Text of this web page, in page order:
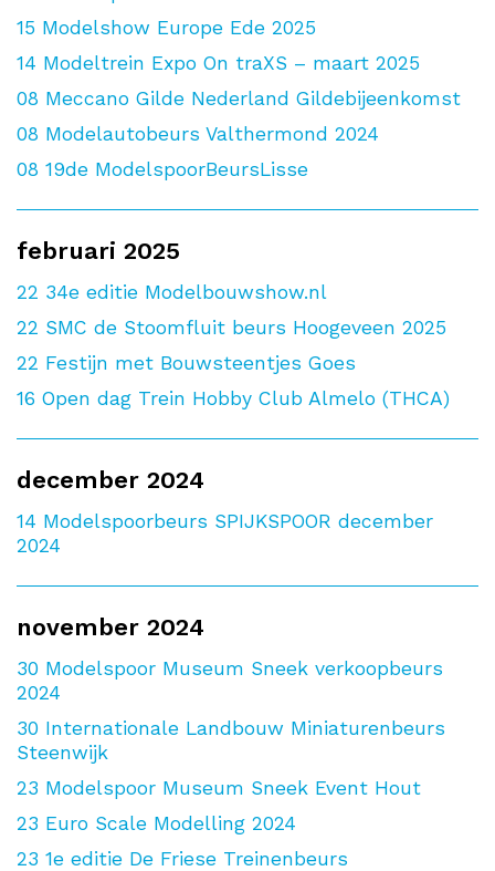
15 Modelshow Europe Ede 2025
14 Modeltrein Expo On traXS – maart 2025
08 Meccano Gilde Nederland Gildebijeenkomst
08 Modelautobeurs Valthermond 2024
08 19de ModelspoorBeursLisse
februari 2025
22 34e editie Modelbouwshow.nl
22 SMC de Stoomfluit beurs Hoogeveen 2025
22 Festijn met Bouwsteentjes Goes
16 Open dag Trein Hobby Club Almelo (THCA)
december 2024
14 Modelspoorbeurs SPIJKSPOOR december
2024
november 2024
30 Modelspoor Museum Sneek verkoopbeurs
2024
30 Internationale Landbouw Miniaturenbeurs
Steenwijk
23 Modelspoor Museum Sneek Event Hout
23 Euro Scale Modelling 2024
23 1e editie De Friese Treinenbeurs